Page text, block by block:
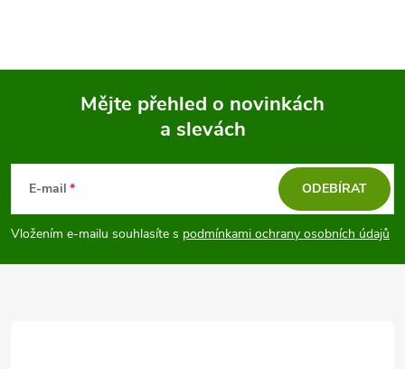
p
a
Mějte přehled o novinkách
a slevách
E-mail
Vložením e-mailu souhlasíte s podmínkami ochrany osobních údajů
ODEBÍRAT